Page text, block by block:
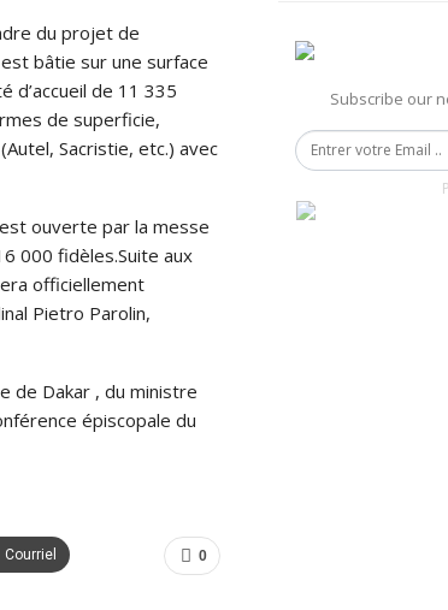
du projet de
bâtie sur une surface
d’accueil de 11 335
de superficie,
Sacristie, etc.) avec
ouverte par la messe
000 fidèles.Suite aux
officiellement
Pietro Parolin,
de Dakar , du ministre
épiscopale du
0
Courriel
Subscribe our